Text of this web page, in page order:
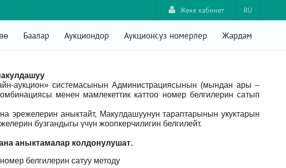
RU
Жеке кабинет
Баалар Аукциондор Аукционсуз номерлер Жардам
аукцион» системасынын Администрациясынын (мындан ары –
менен мамлекеттик каттоо номер белгилерин сатып
эрежелерин аныктайт, Макулдашуунун тараптарынын укуктарын
бузгандыгы үчүн жоопкерчилигин белгилейт.
аныктамалар колдонулушат.
белгилерин сатуу методу